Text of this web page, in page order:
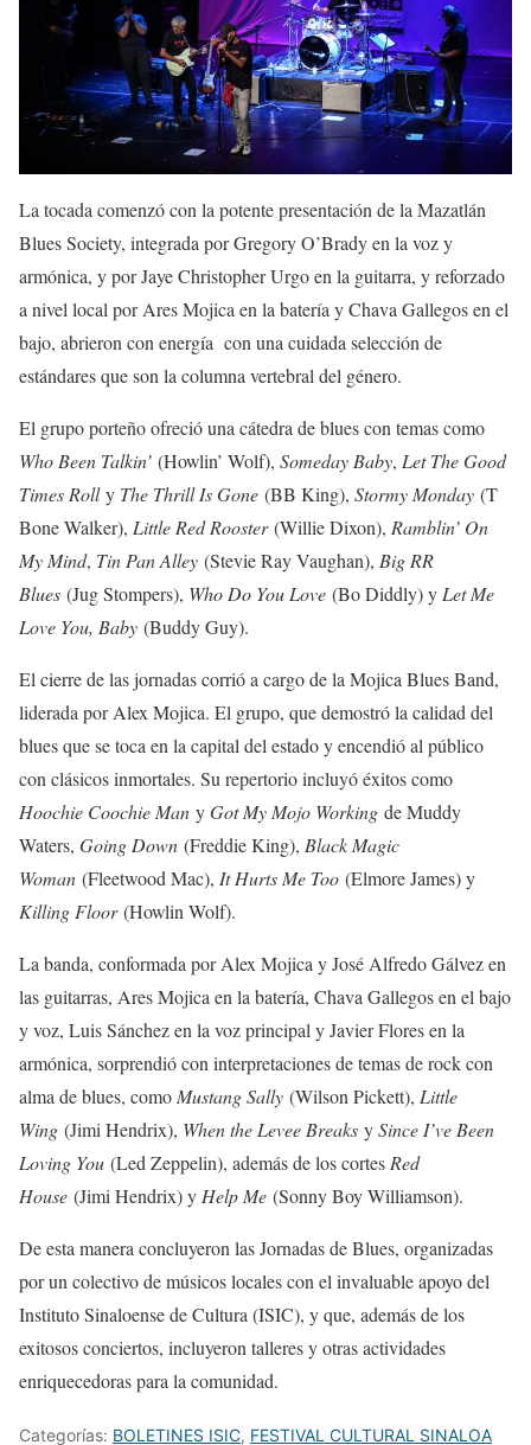
La tocada comenzó con la potente presentación de la Mazatlán
Blues Society, integrada por Gregory O’Brady en la voz y
armónica, y por Jaye Christopher Urgo en la guitarra, y reforzado
a nivel local por Ares Mojica en la batería y Chava Gallegos en el
bajo, abrieron con energía con una cuidada selección de
estándares que son la columna vertebral del género.
El grupo porteño ofreció una cátedra de blues con temas como
Who Been Talkin’ (Howlin’ Wolf), Someday Baby, Let The Good
Times Rolly The Thrill Is Gone (BB King), Stormy Monday (T
Bone Walker), Little Red Rooster(Willie Dixon), Ramblin’ On
My Mind, Tin Pan Alley (Stevie Ray Vaughan), Big RR
Blues (Jug Stompers), Who Do You Love (Bo Diddly) yLet Me
Love You, Baby (Buddy Guy).
El cierre de las jornadas corrió a cargo de la Mojica Blues Band,
liderada por Alex Mojica. El grupo, que demostró la calidad del
blues que se toca en la capital del estado y encendió al público
con clásicos inmortales. Su repertorio incluyó éxitos como
Hoochie Coochie Man yGot My Mojo Working de Muddy
Waters, Going Down (Freddie King), Black Magic
Woman (Fleetwood Mac), It Hurts Me Too (Elmore James) y
Killing Floor(Howlin Wolf).
La banda, conformada por Alex Mojica y José Alfredo Gálvez en
las guitarras, Ares Mojica en la batería, Chava Gallegos en el bajo
y voz, Luis Sánchez en la voz principal y Javier Flores en la
armónica, sorprendió con interpretaciones de temas de rock con
alma de blues, comoMustang Sally (Wilson Pickett), Little
Wing (Jimi Hendrix), When the Levee Breaks ySince I’ve Been
Loving You (Led Zeppelin), además de los cortesRed
House (Jimi Hendrix) yHelp Me (Sonny Boy Williamson).
De esta manera concluyeron las Jornadas de Blues, organizadas
por un colectivo de músicos locales con el invaluable apoyo del
Instituto Sinaloense de Cultura (ISIC), y que, además de los
exitosos conciertos, incluyeron talleres y otras actividades
enriquecedoras para la comunidad.
Categorías: BOLETINES ISIC, FESTIVAL CULTURAL SINALOA